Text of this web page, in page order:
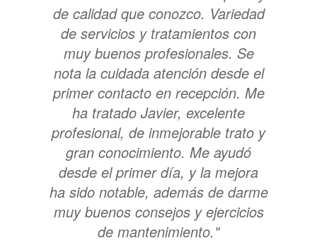
de calidad que conozco. Variedad
de servicios y tratamientos con
muy buenos profesionales. Se
nota la cuidada atención desde el
primer contacto en recepción. Me
ha tratado Javier, excelente
profesional, de inmejorable trato y
gran conocimiento. Me ayudó
desde el primer día, y la mejora
ha sido notable, además de darme
muy buenos consejos y ejercicios
de mantenimiento."